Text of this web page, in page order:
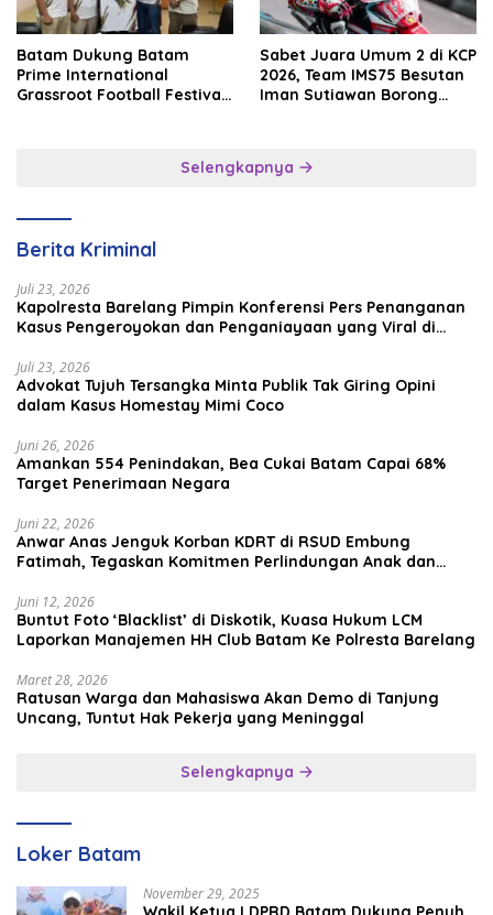
Batam Dukung Batam
Prime International
Grassroot Football Festival
Sabet Juara Umum 2 di KCP
2026, Team IMS75 Besutan
Iman Sutiawan Borong
Selengkapnya
Berita Kriminal
Juli 23, 2026
Kapolresta Barelang Pimpin Konferensi Pers Penanganan
Kasus Pengeroyokan dan Penganiayaan yang Viral di
Juli 23, 2026
Advokat Tujuh Tersangka Minta Publik Tak Giring Opini
dalam Kasus Homestay Mimi Coco
Juni 26, 2026
Amankan 554 Penindakan, Bea Cukai Batam Capai 68%
Target Penerimaan Negara
Juni 22, 2026
Anwar Anas Jenguk Korban KDRT di RSUD Embung
Fatimah, Tegaskan Komitmen Perlindungan Anak dan
Juni 12, 2026
Buntut Foto ‘Blacklist’ di Diskotik, Kuasa Hukum LCM
Laporkan Manajemen HH Club Batam Ke Polresta Barelang
Maret 28, 2026
Ratusan Warga dan Mahasiswa Akan Demo di Tanjung
Uncang, Tuntut Hak Pekerja yang Meninggal
Selengkapnya
Loker Batam
November 29, 2025